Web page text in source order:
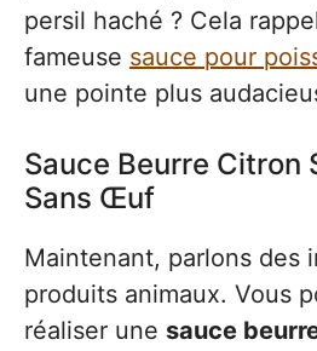
persil haché ? Cela
fameuse sauce pour
une pointe plus
Sauce Beurre Citron
Sans Œuf
Maintenant, parlons des
produits animaux. Vous
réaliser une sauce